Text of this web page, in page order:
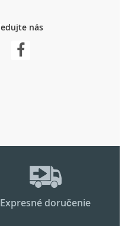
nás
Expresné doručenie